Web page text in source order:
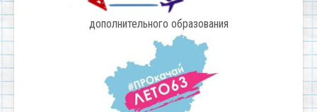
дополнительного образования